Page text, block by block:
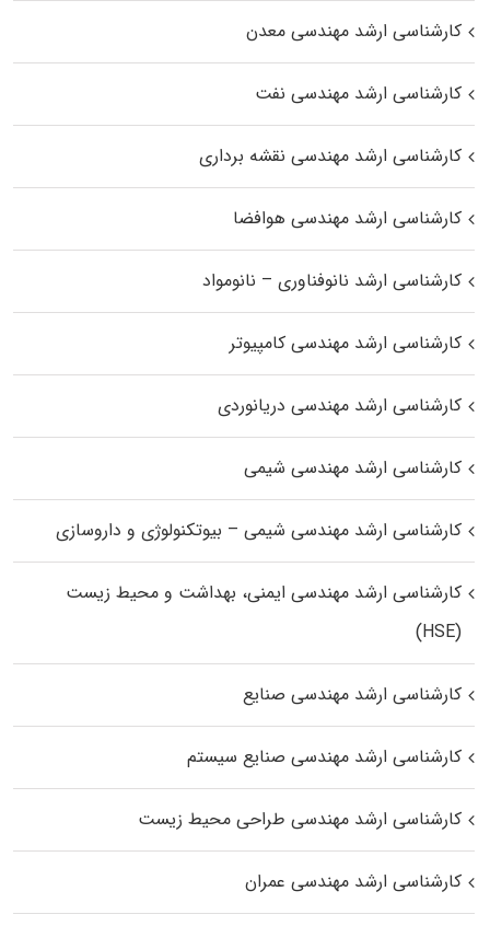
کارشناسی ارشد مهندسی معدن
کارشناسی ارشد مهندسی نفت
کارشناسی ارشد مهندسی نقشه برداری
کارشناسی ارشد مهندسی هوافضا
کارشناسی ارشد نانوفناوری – نانومواد
کارشناسی ارشد مهندسی کامپیوتر
کارشناسی ارشد مهندسی دریانوردی
کارشناسی ارشد مهندسی شیمی
کارشناسی ارشد مهندسی شیمی – بیوتکنولوژی و داروسازی
کارشناسی ارشد مهندسی ایمنی، بهداشت و محیط زیست
(HSE)
کارشناسی ارشد مهندسی صنایع
کارشناسی ارشد مهندسی صنایع سیستم
کارشناسی ارشد مهندسی طراحی محیط زیست
کارشناسی ارشد مهندسی عمران